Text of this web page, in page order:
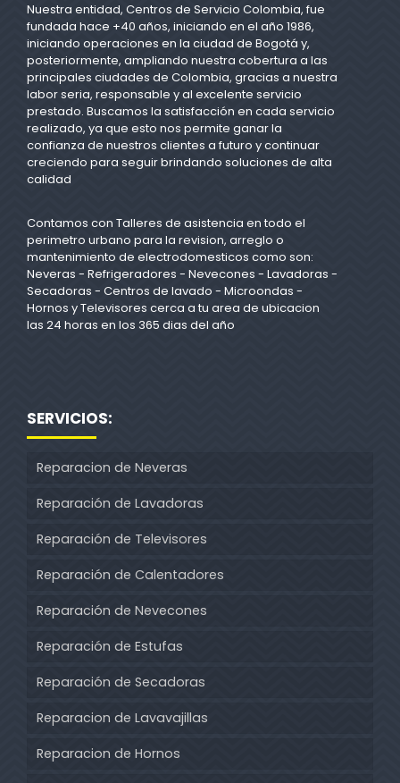
Nuestra entidad, Centros de Servicio Colombia, fue
fundada hace +40 años, iniciando en el año 1986,
iniciando operaciones en la ciudad de Bogotá y,
posteriormente, ampliando nuestra cobertura a las
principales ciudades de Colombia, gracias a nuestra
labor seria, responsable y al excelente servicio
prestado. Buscamos la satisfacción en cada servicio
realizado, ya que esto nos permite ganar la
confianza de nuestros clientes a futuro y continuar
creciendo para seguir brindando soluciones de alta
calidad
Contamos con Talleres de asistencia en todo el
perimetro urbano para la revision, arreglo o
mantenimiento de electrodomesticos como son:
Neveras - Refrigeradores - Nevecones - Lavadoras -
Secadoras - Centros de lavado - Microondas -
Hornos y Televisores cerca a tu area de ubicacion
las 24 horas en los 365 dias del año
SERVICIOS:
Reparacion de Neveras
Reparación de Lavadoras
Reparación de Televisores
Reparación de Calentadores
Reparación de Nevecones
Reparación de Estufas
Reparación de Secadoras
Reparacion de Lavavajillas
Reparacion de Hornos